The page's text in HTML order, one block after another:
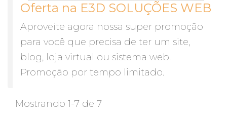
Oferta na E3D SOLUÇÕES WEB
Aproveite agora nossa super promoção
para você que precisa de ter um site,
blog, loja virtual ou sistema web.
Promoção por tempo limitado.
Mostrando 1-7 de 7